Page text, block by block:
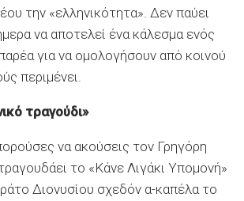
την «ελληνικότητα». Δεν παύει
να αποτελεί ένα κάλεσμα ενός
για να ομολογήσουν από κοινού
περιμένει.
τραγούδι»
να ακούσεις τον Γρηγόρη
το «Κάνε Λιγάκι Υπομονή»
Διονυσίου σχεδόν α-καπέλα το